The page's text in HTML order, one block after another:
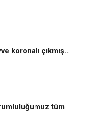
koronalı çıkmış…
tüm